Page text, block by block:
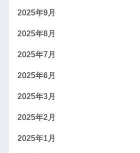
2025年9月
2025年8月
2025年7月
2025年6月
2025年3月
2025年2月
2025年1月